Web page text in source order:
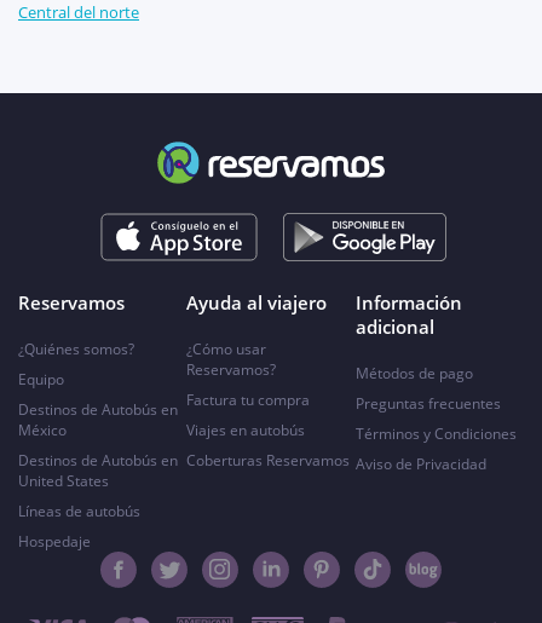
Central del norte
Reservamos
¿Quiénes somos?
Equipo
Destinos de Autobús en
México
Destinos de Autobús en
United States
Líneas de autobús
Hospedaje
Ayuda al viajero
¿Cómo usar
Reservamos?
Factura tu compra
Viajes en autobús
Coberturas Reservamos
Información
adicional
Métodos de pago
Preguntas frecuentes
Términos y Condiciones
Aviso de Privacidad